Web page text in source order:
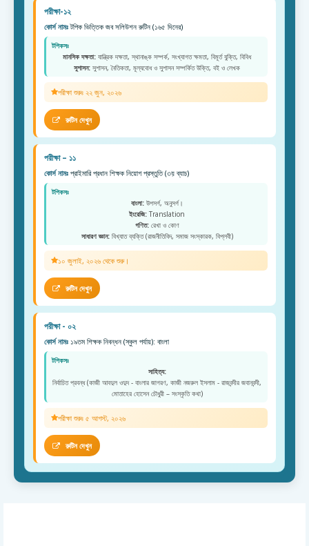
পরীক্ষা-১২
কোর্স নামঃটপিক ভিত্তিক জব সলিউশন রুটিন (১৬৫ দিনের)
টপিকসঃ
মানসিক দক্ষতা: যান্ত্রিক দক্ষতা, স্থানাঙ্ক সম্পর্ক, সংখ্যাগত ক্ষমতা, বিমূর্ত যুক্তি, বিবিধ
সুশাসন: সুশাসন, নৈতিকতা, মূল্যবোধ ও সুশাসন সম্পর্কিত উক্তি, বই ও লেখক
পরীক্ষা শুরুঃ ২২ জুন, ২০২৬
রুটিন দেখুন
পরীক্ষা – ১১
কোর্স নামঃ প্রাইমারি প্রধান শিক্ষক নিয়োগ প্রস্তুতি (৩য় ব্যাচ)
টপিকসঃ
বাংলা:উপসর্গ, অনুসর্গ।
ইংরেজি: Translation
গণিত:রেখা ও কোণ
সাধারণ জ্ঞান:বিখ্যাত ব্যক্তি (রাজনীতিবিদ, সমাজ সংস্কারক, বিপ্লবী)
১০ জুলাই, ২০২৬ থেকে শুরু।
রুটিন দেখুন
পরীক্ষা - ০২
কোর্স নামঃ ১৯তম শিক্ষক নিবন্ধন (স্কুল পর্যায়): বাংলা
টপিকসঃ
সাহিত্য:
নির্বাচিত প্রবন্ধ (কাজী আবদুল ওদুদ - বাংলার জাগরণ, কাজী নজরুল ইসলাম - রাজবন্দীর জবানবন্দী,
মোতাহের হোসেন চৌধুরী – সংস্কৃতি কথা)
পরীক্ষা শুরুঃ ৫ আগস্ট, ২০২৬
রুটিন দেখুন